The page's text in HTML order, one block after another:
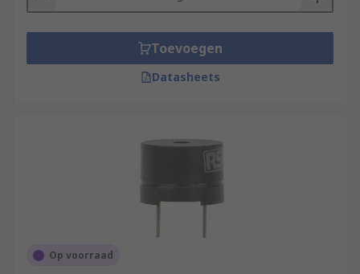
Toevoegen
Datasheets
Op voorraad